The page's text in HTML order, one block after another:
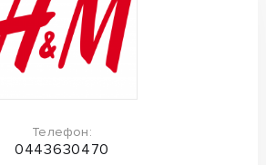
Телефон:
0443630470